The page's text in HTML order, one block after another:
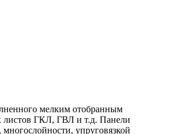
мелким отобранным
листов ГКЛ, ГВЛ и т.д. Панели
упруговязкой